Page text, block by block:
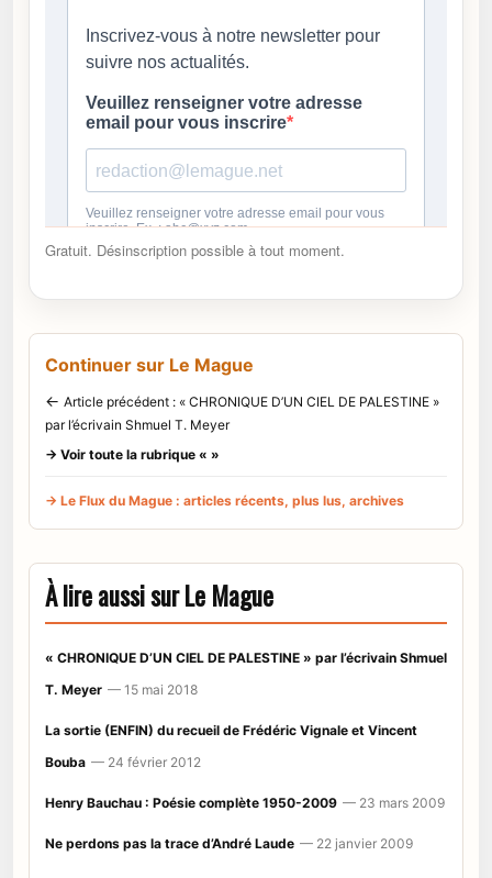
Gratuit. Désinscription possible à tout moment.
Continuer sur Le Mague
← Article précédent : « CHRONIQUE D’UN CIEL DE PALESTINE »
par l’écrivain Shmuel T. Meyer
→ Voir toute la rubrique « »
→ Le Flux du Mague : articles récents, plus lus, archives
À lire aussi sur Le Mague
« CHRONIQUE D’UN CIEL DE PALESTINE » par l’écrivain Shmuel
T. Meyer — 15 mai 2018
La sortie (ENFIN) du recueil de Frédéric Vignale et Vincent
Bouba — 24 février 2012
Henry Bauchau : Poésie complète 1950-2009 — 23 mars 2009
Ne perdons pas la trace d’André Laude — 22 janvier 2009